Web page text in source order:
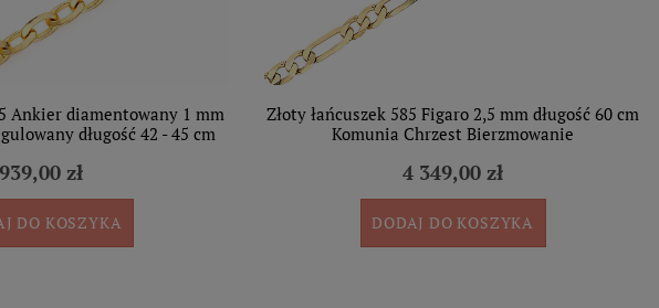
Ankier diamentowany 1 mm
długość 42 - 45 cm
939,00 zł
DO KOSZYKA
Złoty łańcuszek 585 Figaro 2,5 mm długość 60 cm
Komunia Chrzest Bierzmowanie
4 349,00 zł
DODAJ DO KOSZYKA